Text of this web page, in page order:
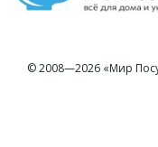
© 2008—2026 «Мир